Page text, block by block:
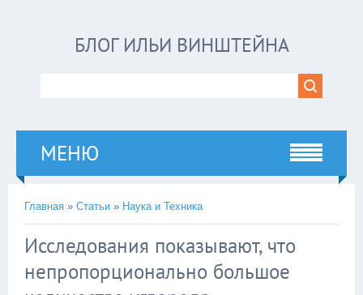
БЛОГ ИЛЬИ ВИНШТЕЙНА
МЕНЮ
Главная » Статьи » Наука и Техника
Исследования показывают, что
непропорционально большое